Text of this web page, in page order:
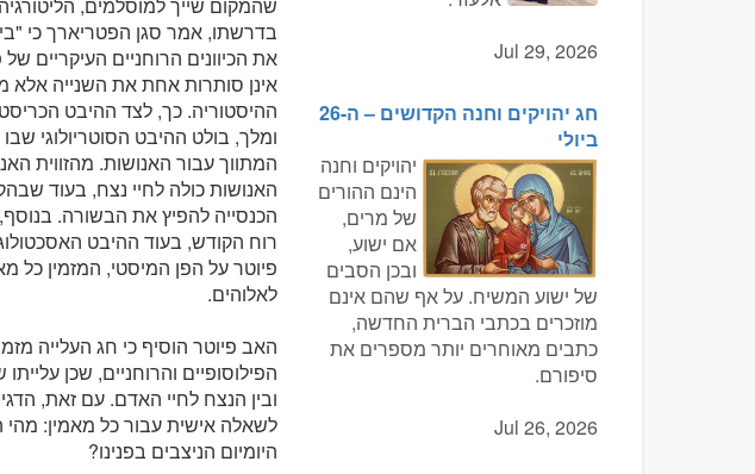
Jul 29, 2026
חג יהויקים וחנה הקדושים – ה-26
ביולי
יהויקים וחנה
הינם ההורים
של מרים,
אם ישוע,
ובכן הסבים
של ישוע המשיח. על אף שהם אינם
מוזכרים בכתבי הברית החדשה,
כתבים מאוחרים יותר מספרים את
סיפורם.
Jul 26, 2026
בדרשתו, אמר סגן הפטריארך כי
את הכיוונים הרוחניים העיקריים
אינן סותרות אחת את השנייה
ההיסטוריה. כך, לצד ההיבט
ומלך, בולט ההיבט הסוטריולוגי
המתווך עבור האנושות. מהזווית
האנושות כולה לחיי נצח, בעוד
הכנסייה להפיץ את הבשורה.
רוח הקודש, בעוד ההיבט
פיוטר על הפן המיסטי, המזמין כל
לאלוהים.
האב פיוטר הוסיף כי חג העלייה
הפילוסופיים והרוחניים, שכן
ובין הנצח לחיי האדם. עם זאת,
לשאלה אישית עבור כל מאמין: מהי
היומיום הניצבים בפנינו?